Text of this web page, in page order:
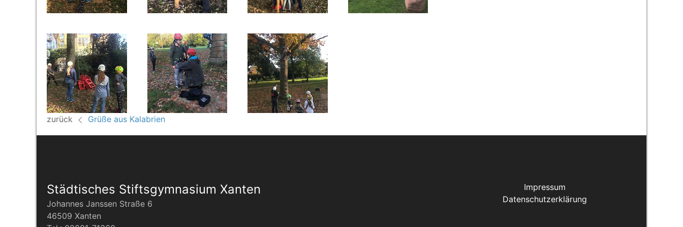
zurück Grüße aus Kalabrien
Impressum
Datenschutzerklärung
Städtisches Stiftsgymnasium Xanten
Johannes Janssen Straße 6
46509 Xanten